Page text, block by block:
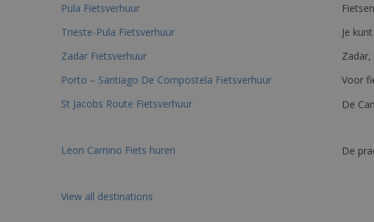
Pula Fietsverhuur
Trieste-Pula Fietsverhuur
Je
Zadar Fietsverhuur
Porto – Santiago De Compostela Fietsverhuur
Voor
St Jacobs Route Fietsverhuur
De
Leon Camino Fiets huren De
View all destinations